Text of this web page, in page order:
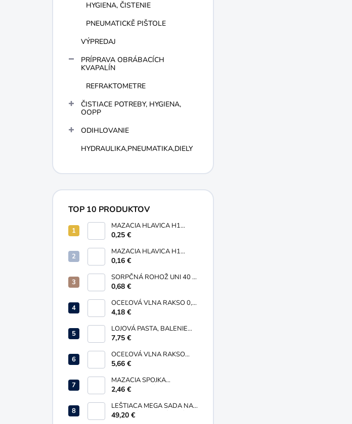
HYGIENA, ČISTENIE
PNEUMATICKĚ PIŠTOLE
VÝPREDAJ
PRÍPRAVA OBRÁBACÍCH
KVAPALÍN
REFRAKTOMETRE
ČISTIACE POTREBY, HYGIENA,
OOPP
ODIHLOVANIE
HYDRAULIKA,PNEUMATIKA,DIELY
TOP 10 PRODUKTOV
MAZACIA HLAVICA H1
GUĽOVÁ PRIAMA M10X1
0,25 €
MAZACIA HLAVICA H1
GUĽOVÁ PRIAMA M6X1
0,16 €
SORPČNÁ ROHOŽ UNI 40 X
50 MM
0,68 €
OCEĽOVÁ VLNA RAKSO 0,
ORANŽOVÁ, BALENIE 200G
4,18 €
LOJOVÁ PASTA, BALENIE
735 G
7,75 €
OCEĽOVÁ VLNA RAKSO
0000, ŽLTÁ, BALENIE 200G
5,66 €
MAZACIA SPOJKA
SKĽÚČIDLOVÁ M10 X 1 PRE
2,46 €
LEŠTIACA MEGA SADA NA
RENOVÁCIU HLINÍKOVÝCH
49,20 €